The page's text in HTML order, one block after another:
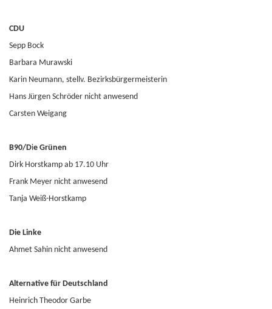
CDU
Sepp Bock
Barbara Murawski
Karin Neumann, stellv. Bezirksbürgermeisterin
Hans Jürgen Schröder nicht anwesend
Carsten Weigang
B90/Die Grünen
Dirk Horstkamp ab 17.10 Uhr
Frank Meyer nicht anwesend
Tanja Weiß-Horstkamp
Die Linke
Ahmet Sahin nicht anwesend
Alternative für Deutschland
Heinrich Theodor Garbe